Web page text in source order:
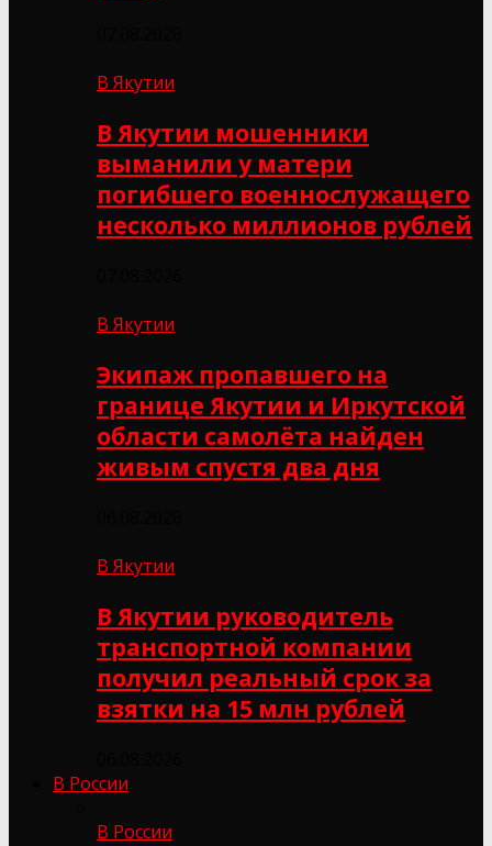
В Якутии
В Якутии мошенники
выманили у матери
погибшего военнослужащего
несколько миллионов рублей
В Якутии
Экипаж пропавшего на
границе Якутии и Иркутской
области самолёта найден
живым спустя два дня
В Якутии
В Якутии руководитель
транспортной компании
получил реальный срок за
взятки на 15 млн рублей
В России
В России